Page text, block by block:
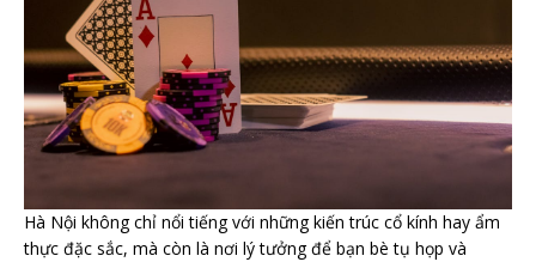
Hà Nội không chỉ nổi tiếng với những kiến trúc cổ kính hay ẩm
thực đặc sắc, mà còn là nơi lý tưởng để bạn bè tụ họp và